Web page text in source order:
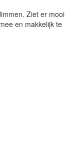
Ziet er mooi
en makkelijk te